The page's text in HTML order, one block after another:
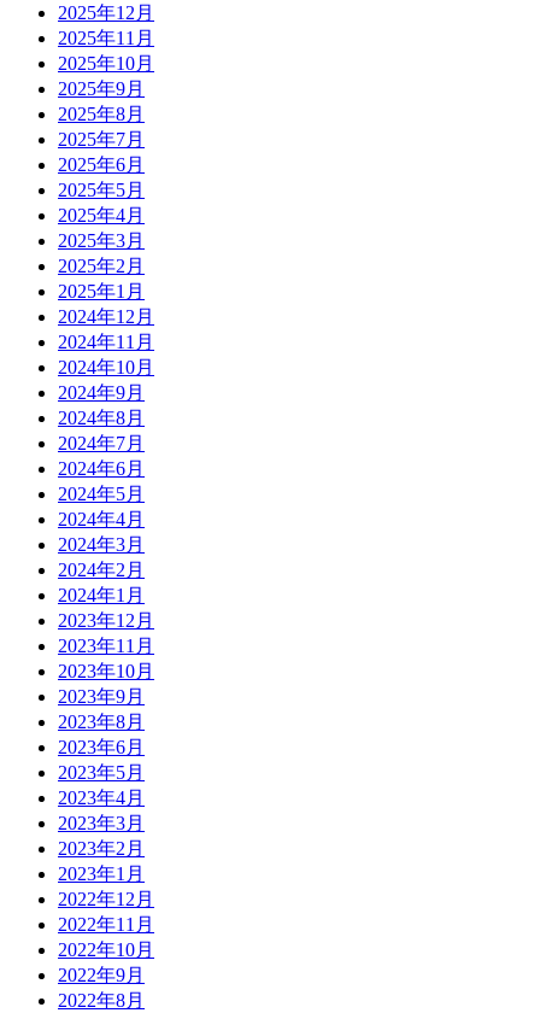
2025年12月
2025年11月
2025年10月
2025年9月
2025年8月
2025年7月
2025年6月
2025年5月
2025年4月
2025年3月
2025年2月
2025年1月
2024年12月
2024年11月
2024年10月
2024年9月
2024年8月
2024年7月
2024年6月
2024年5月
2024年4月
2024年3月
2024年2月
2024年1月
2023年12月
2023年11月
2023年10月
2023年9月
2023年8月
2023年6月
2023年5月
2023年4月
2023年3月
2023年2月
2023年1月
2022年12月
2022年11月
2022年10月
2022年9月
2022年8月